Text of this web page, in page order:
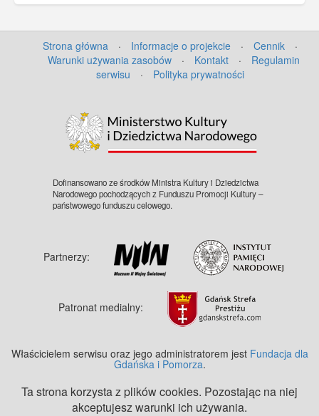
Strona główna · Informacje o projekcie · Cennik
·
Warunki używania zasobów
· Kontakt ·
Regulamin
serwisu
· Polityka prywatności
Dofinansowano ze środków Ministra Kultury i Dziedzictwa
Narodowego pochodzących z Funduszu Promocji Kultury –
państwowego funduszu celowego.
Partnerzy:
Patronat medialny:
Właścicielem serwisu oraz jego administratorem jest Fundacja dla
Gdańska i Pomorza.
Ta strona korzysta z plików cookies. Pozostając na niej
akceptujesz warunki ich używania.